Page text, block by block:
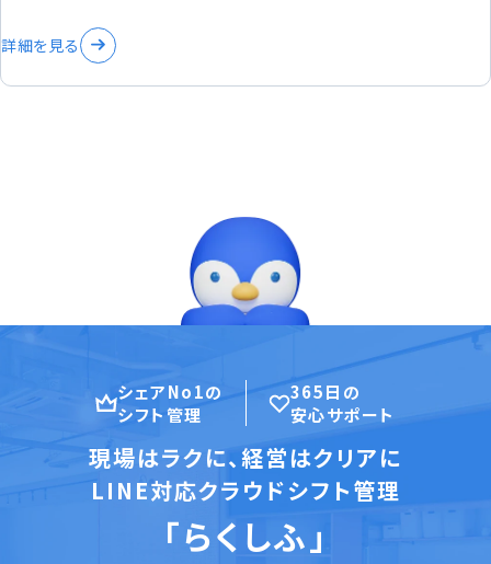
詳細を見る
シェアNo1の
シフト管理
365日の
安心サポート
現場はラクに、経営はクリアに
LINE対応クラウドシフト管理
「らくしふ」